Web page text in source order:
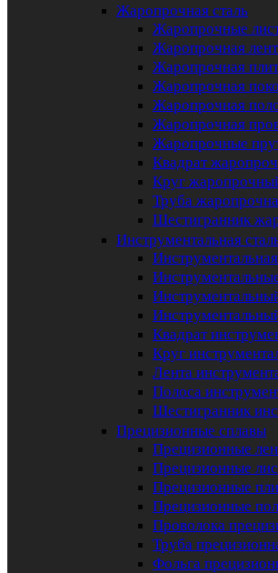
Жаропрочная сталь
Жаропрочные
Жаропрочная
Жаропрочная
Жаропрочная
Жаропрочная
Жаропрочная
Жаропрочные
Квадрат
Круг
Труба
Шестигранник
Инструментальная
Квадрат
Круг
Лента
Полоса
Шестигранник
Прецизионные сплавы
Прецизионные
Прецизионные
Прецизионные
Прецизионные
Проволока
Труба
Фольга